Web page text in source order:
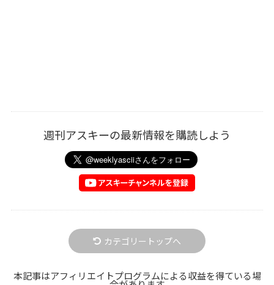
週刊アスキーの最新情報を購読しよう
カテゴリートップへ
本記事はアフィリエイトプログラムによる収益を得ている場